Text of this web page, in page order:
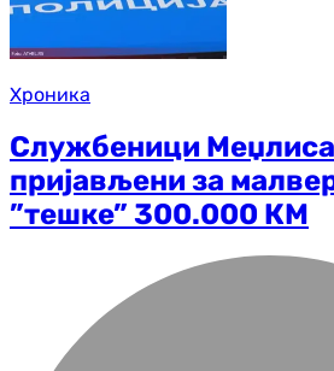
Хроника
Службеници
пријављени за
”тешке” 300.000 КМ